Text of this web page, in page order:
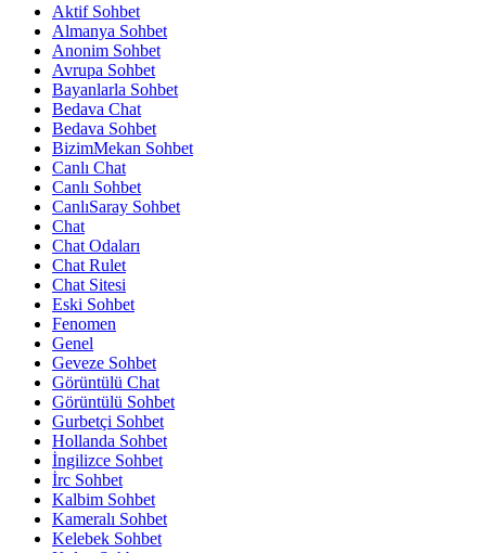
Aktif Sohbet
Almanya Sohbet
Anonim Sohbet
Avrupa Sohbet
Bayanlarla Sohbet
Bedava Chat
Bedava Sohbet
BizimMekan Sohbet
Canlı Chat
Canlı Sohbet
CanlıSaray Sohbet
Chat
Chat Odaları
Chat Rulet
Chat Sitesi
Eski Sohbet
Fenomen
Genel
Geveze Sohbet
Görüntülü Chat
Görüntülü Sohbet
Gurbetçi Sohbet
Hollanda Sohbet
İngilizce Sohbet
İrc Sohbet
Kalbim Sohbet
Kameralı Sohbet
Kelebek Sohbet